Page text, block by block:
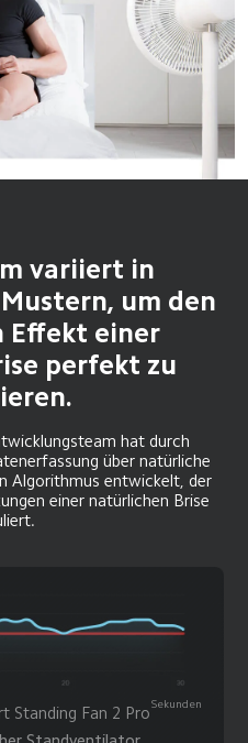
variiert in
um den
Effekt einer
perfekt zu
hat durch
über natürliche
Algorithmus entwickelt, der
einer natürlichen Brise
Standing Fan 2 Pro Sekunden